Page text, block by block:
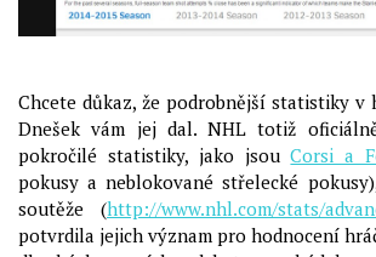
Chcete důkaz, že podrobnější statistiky v
Dnešek vám jej dal. NHL totiž
pokročilé statistiky, jako jsouCorsi a
pokusy a neblokované střelecké
soutěže (http://www.nhl.com/stats/
potvrdila jejich význam pro hodnocení